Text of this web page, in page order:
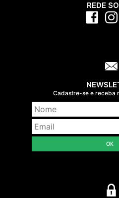
REDE
Cadastre-se e receba
OK